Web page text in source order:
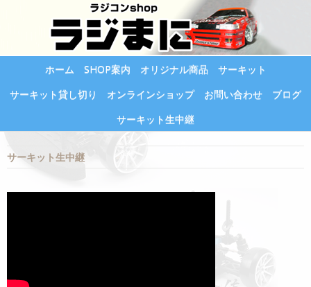
ホーム SHOP案内 オリジナル商品
サーキット
サーキット貸し切り
オンラインショップ お問い合わせ
ブログ
サーキット生中継
サーキット生中継